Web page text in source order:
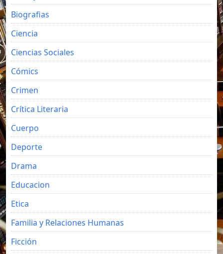
Biografias
Ciencia
Ciencias Sociales
Cómics
Crimen
Crítica Literaria
Cuerpo
Deporte
Drama
Educacion
Etica
Familia y Relaciones Humanas
Ficción